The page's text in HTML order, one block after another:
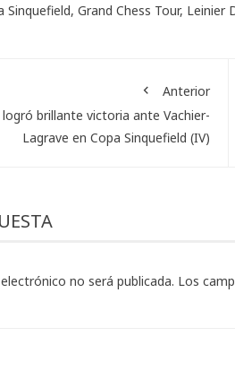
Sinquefield, Grand Chess Tour, Leinier
Anterior
brillante victoria ante Vachier-
Lagrave en Copa Sinquefield (IV)
no será publicada. Los